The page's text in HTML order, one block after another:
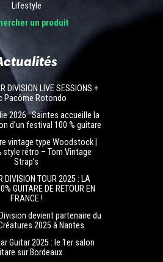
Lifestyle
un produit
DIVISION LIVE SESSIONS +
Pacôme Rotondo
2026 : Saintes accueille la
d’un festival 100 % guitare
vintage type Woodstock |
rétro – Tom Vintage
Strap’s
DIVISION TOUR 2025 : LA
GUITARE DE RETOUR EN
FRANCE !
devient partenaire du
2025 à Nantes
Guitar 2025 : le 1er salon
sur Bordeaux